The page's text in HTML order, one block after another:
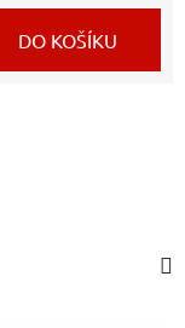
DO KOŠÍKU